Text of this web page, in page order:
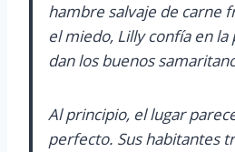
hambre salvaje de carne
el miedo, Lilly confía en
dan los buenos
Al principio, el lugar
perfecto. Sus habitantes